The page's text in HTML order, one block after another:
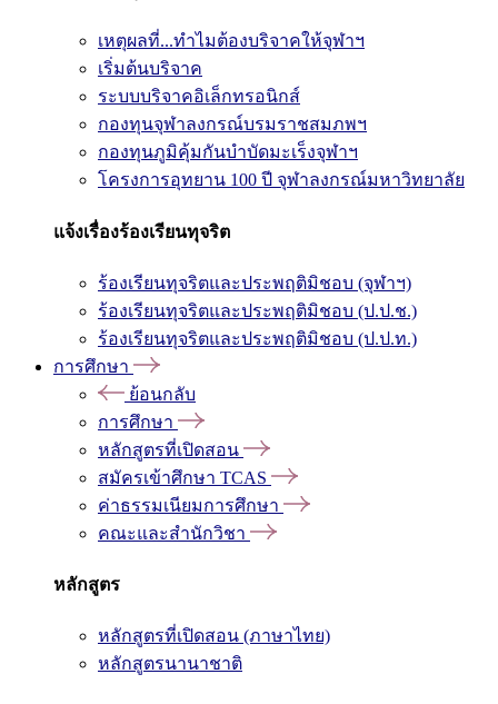
เหตุผลที่...ทำไมต้องบริจาคให้จุฬาฯ
เริ่มต้นบริจาค
ระบบบริจาคอิเล็กทรอนิกส์
กองทุนจุฬาลงกรณ์บรมราชสมภพฯ
กองทุนภูมิคุ้มกันบำบัดมะเร็งจุฬาฯ
โครงการอุทยาน 100 ปี จุฬาลงกรณ์มหาวิทยาลัย
แจ้งเรื่องร้องเรียนทุจริต
ร้องเรียนทุจริตและประพฤติมิชอบ (จุฬาฯ)
ร้องเรียนทุจริตและประพฤติมิชอบ (ป.ป.ช.)
ร้องเรียนทุจริตและประพฤติมิชอบ (ป.ป.ท.)
การศึกษา
ย้อนกลับ
การศึกษา
หลักสูตรที่เปิดสอน
สมัครเข้าศึกษา TCAS
ค่าธรรมเนียมการศึกษา
คณะและสำนักวิชา
หลักสูตร
หลักสูตรที่เปิดสอน (ภาษาไทย)
หลักสูตรนานาชาติ